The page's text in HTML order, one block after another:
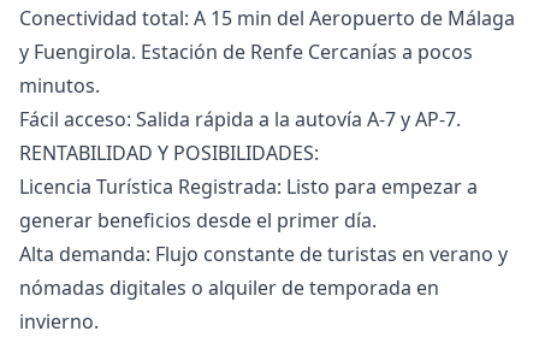
Conectividad total: A 15 min del Aeropuerto de Málaga
y Fuengirola. Estación de Renfe Cercanías a pocos
minutos.
Fácil acceso: Salida rápida a la autovía A-7 y AP-7.
RENTABILIDAD Y POSIBILIDADES:
Licencia Turística Registrada: Listo para empezar a
generar beneficios desde el primer día.
Alta demanda: Flujo constante de turistas en verano y
nómadas digitales o alquiler de temporada en
invierno.